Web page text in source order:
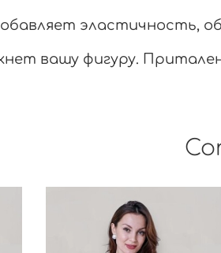
эластичность,
вашу фигуру.